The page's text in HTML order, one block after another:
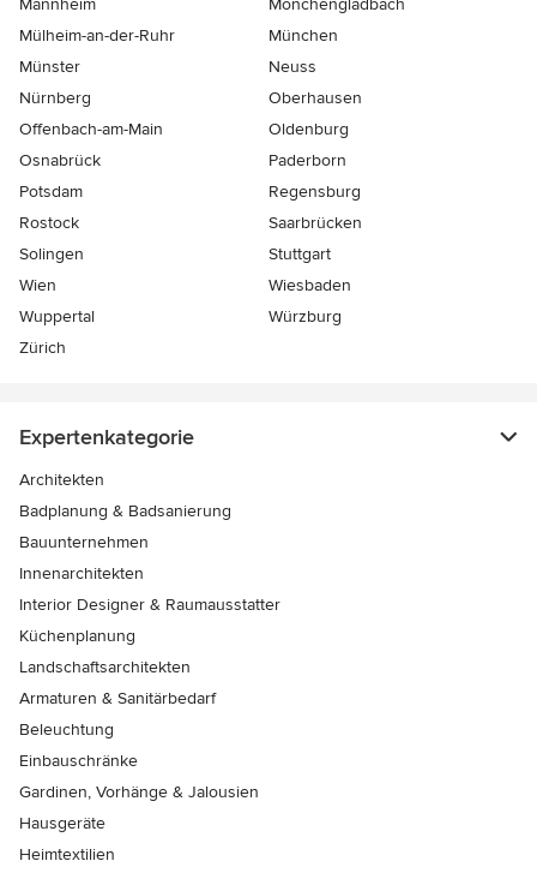
Mannheim
Mönchen­gladbach
Mülheim-an-der-Ruhr
München
Münster
Neuss
Nürnberg
Oberhausen
Offenbach-am-Main
Oldenburg
Osnabrück
Paderborn
Potsdam
Regensburg
Rostock
Saarbrücken
Solingen
Stuttgart
Wien
Wiesbaden
Wuppertal
Würzburg
Zürich
Expertenkategorie
Architekten
Badplanung & Badsanierung
Bauunternehmen
Innenarchitekten
Interior Designer & Raumausstatter
Küchenplanung
Landschaftsarchitekten
Armaturen & Sanitärbedarf
Beleuchtung
Einbauschränke
Gardinen, Vorhänge & Jalousien
Hausgeräte
Heimtextilien